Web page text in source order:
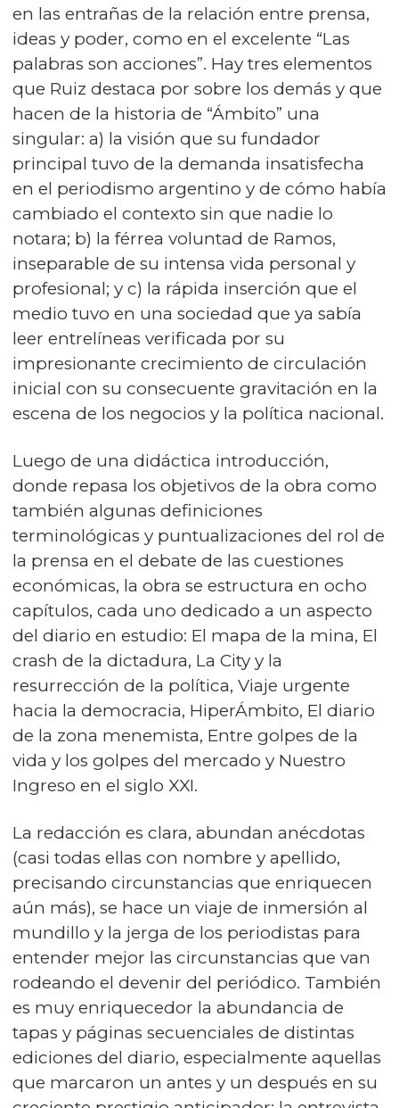
en las entrañas de la relación entre prensa,
ideas y poder, como en el excelente “Las
palabras son acciones”. Hay tres elementos
que Ruiz destaca por sobre los demás y que
hacen de la historia de “Ámbito” una
singular: a) la visión que su fundador
principal tuvo de la demanda insatisfecha
en el periodismo argentino y de cómo había
cambiado el contexto sin que nadie lo
notara; b) la férrea voluntad de Ramos,
inseparable de su intensa vida personal y
profesional; y c) la rápida inserción que el
medio tuvo en una sociedad que ya sabía
leer entrelíneas verificada por su
impresionante crecimiento de circulación
inicial con su consecuente gravitación en la
escena de los negocios y la política nacional.
Luego de una didáctica introducción,
donde repasa los objetivos de la obra como
también algunas definiciones
terminológicas y puntualizaciones del rol de
la prensa en el debate de las cuestiones
económicas, la obra se estructura en ocho
capítulos, cada uno dedicado a un aspecto
del diario en estudio: El mapa de la mina, El
crash de la dictadura, La City y la
resurrección de la política, Viaje urgente
hacia la democracia, HiperÁmbito, El diario
de la zona menemista, Entre golpes de la
vida y los golpes del mercado y Nuestro
Ingreso en el siglo XXI.
La redacción es clara, abundan anécdotas
(casi todas ellas con nombre y apellido,
precisando circunstancias que enriquecen
aún más), se hace un viaje de inmersión al
mundillo y la jerga de los periodistas para
entender mejor las circunstancias que van
rodeando el devenir del periódico. También
es muy enriquecedor la abundancia de
tapas y páginas secuenciales de distintas
ediciones del diario, especialmente aquellas
que marcaron un antes y un después en su